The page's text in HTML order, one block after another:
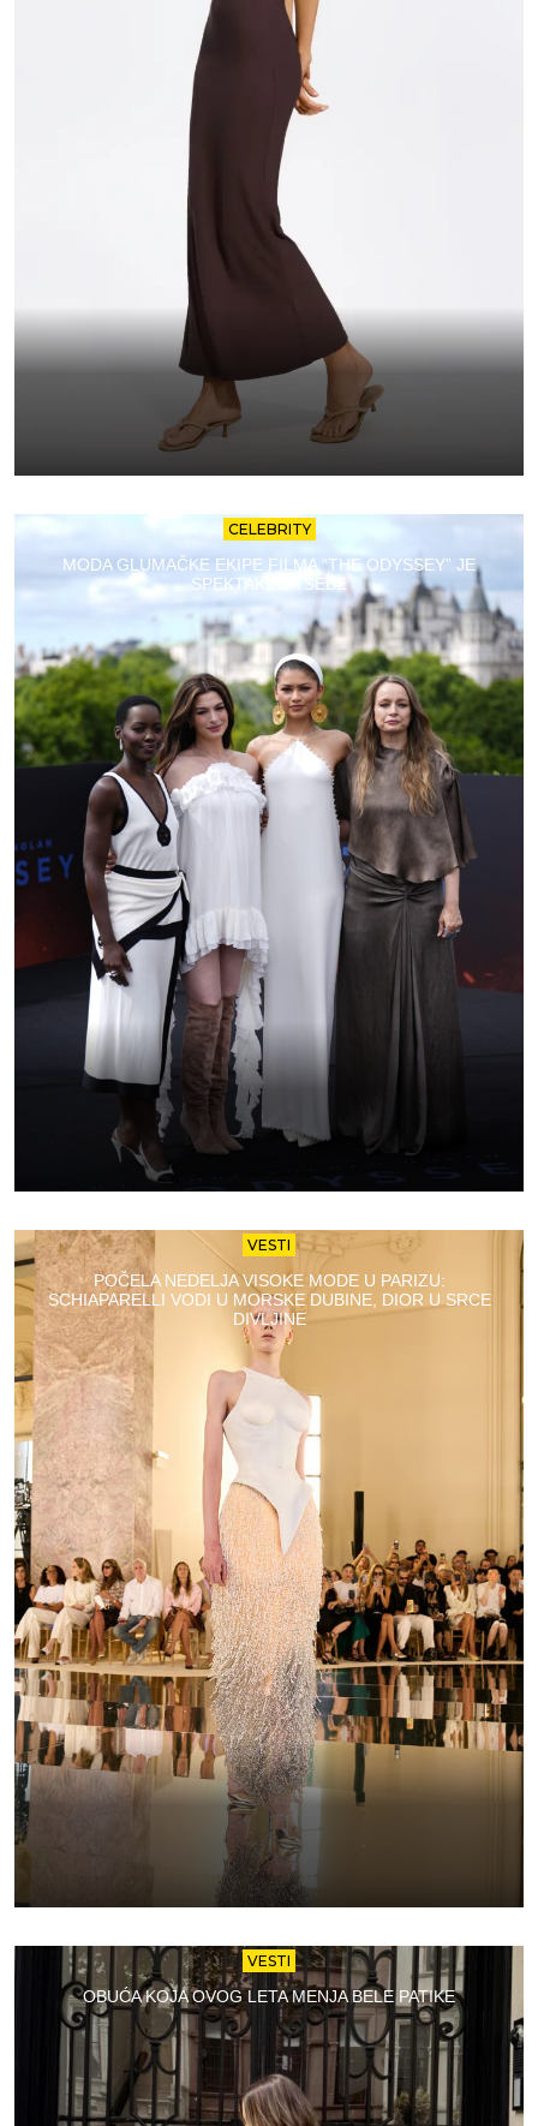
CELEBRITY
MODA GLUMAČKE EKIPE FILMA “THE ODYSSEY” JE
SPEKTAKL ZA SEBE
VESTI
POČELA NEDELJA VISOKE MODE U PARIZU:
SCHIAPARELLI VODI U MORSKE DUBINE, DIOR U SRCE
DIVLJINE
VESTI
OBUĆA KOJA OVOG LETA MENJA BELE PATIKE